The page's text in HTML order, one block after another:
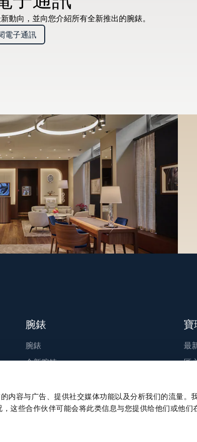
内容与广告、提供社交媒体功能以及分析我们的流量。
这些合作伙伴可能会将此类信息与您提供给他们或他们
動向，並向您介紹所有全新推出的腕錶。
電子通訊
腕錶
腕錶
全新腕錶
寶
最
匠
永
職